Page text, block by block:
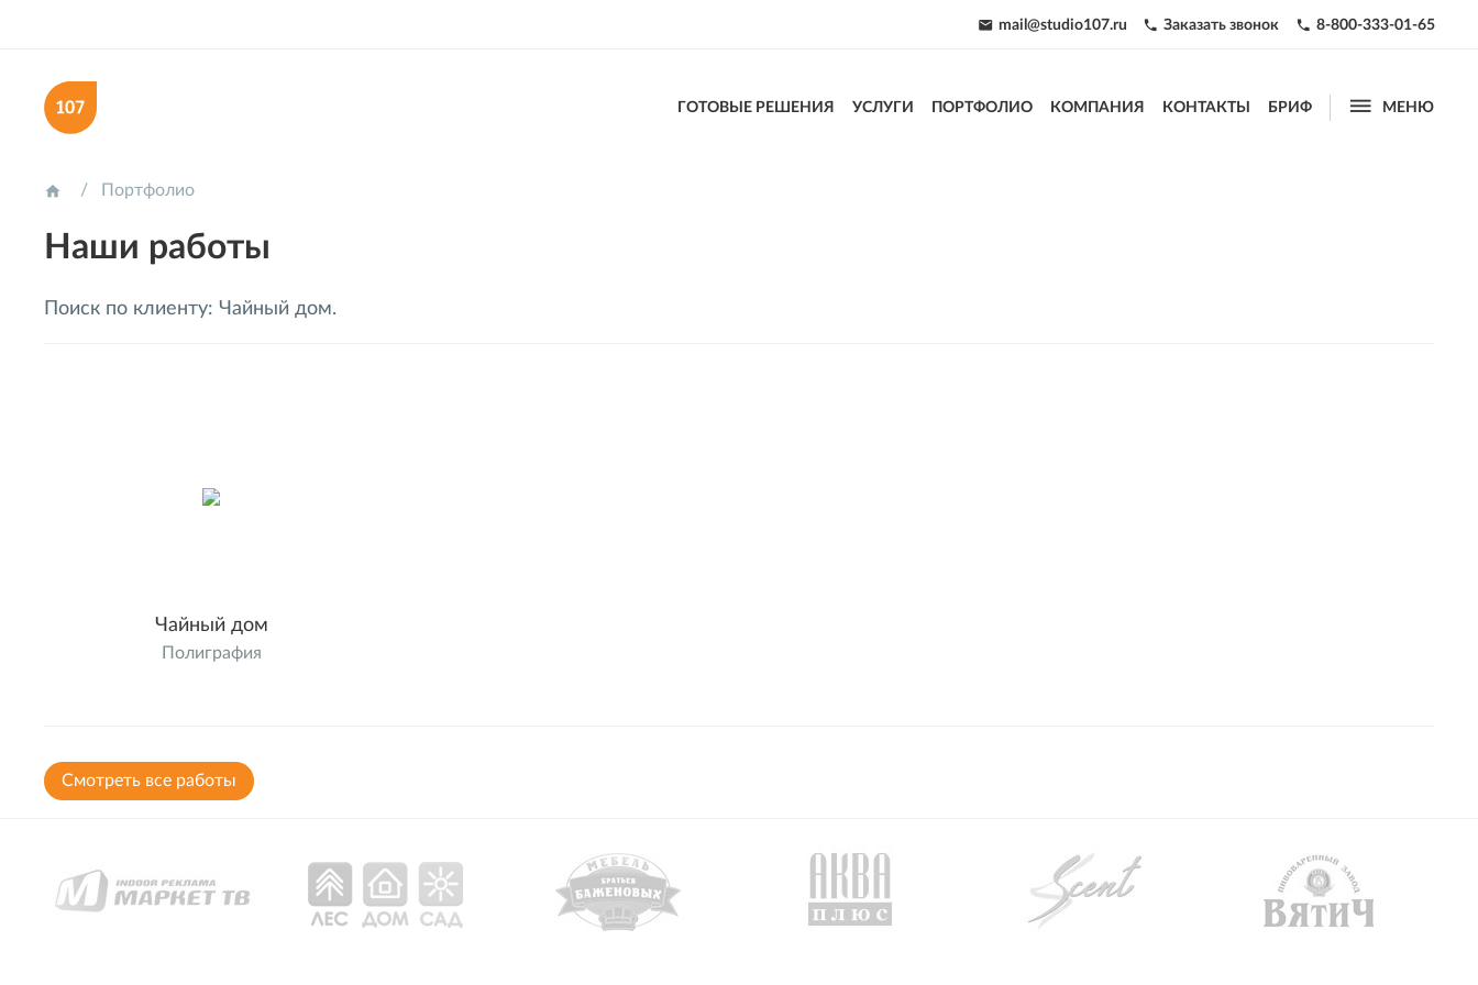
 mail@studio107.ru  Заказать звонок  8-800-333-01-65
ГОТОВЫЕ РЕШЕНИЯ УСЛУГИ ПОРТФОЛИО КОМПАНИЯ КОНТАКТЫ БРИФ  МЕНЮ
 Портфолио
Наши работы
Поиск по клиенту: Чайный дом.
Чайный дом
Полиграфия
Cмотреть все работы